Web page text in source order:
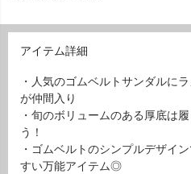
アイテム詳細
・人気のゴムベルトサンダルに
が仲間入り
・旬のボリュームのある厚底は
う！
・ゴムベルトのシンプルデザイ
すい万能アイテム◎